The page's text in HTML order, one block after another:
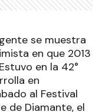
se muestra
en que 2013
en la 42°
en
al Festival
de Diamante, el